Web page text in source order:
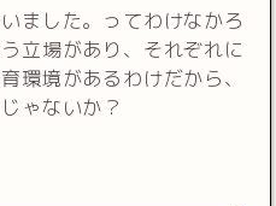
ました。ってわけなかろ
立場があり、それぞれに
環境があるわけだから、
ゃないか？